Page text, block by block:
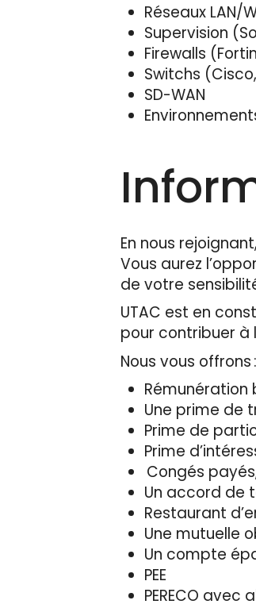
Réseaux LAN/
Supervision
Firewalls
Switchs
SD-WAN
En nous
Vous aurez
de votre
UTAC est en
pour contribuer à
Nous vous offrons :
Rémunération
Une prime de
Prime de
Prime
Congés
Un accord de
Restaurant
Une mutuelle
Un compte
PEE
PERECO avec